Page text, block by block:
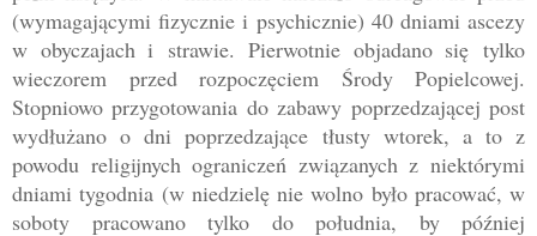
(wymagającymi fizycznie i psychicznie) 40 dniami ascezy
w obyczajach i strawie. Pierwotnie objadano siętylko
wieczorem przed rozpoczęciem Środy Popielcowej.
Stopniowo przygotowania do zabawy poprzedzającej post
wydłużano o dni poprzedzające tłusty wtorek, a to z
powodu religijnych ograniczeń związanych z niektórymi
dniami tygodnia (w niedzielę nie wolno było pracować, w
soboty pracowano tylko do południa, by później